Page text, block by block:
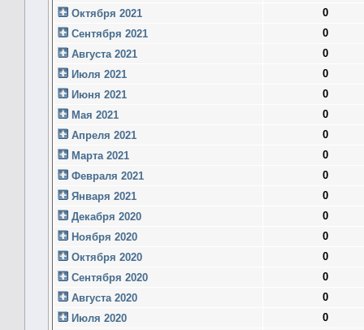
Октября 2021
0
Сентября 2021
0
Августа 2021
0
Июля 2021
0
Июня 2021
0
Мая 2021
0
Апреля 2021
0
Марта 2021
0
Февраля 2021
0
Января 2021
0
Декабря 2020
0
Ноября 2020
0
Октября 2020
0
Сентября 2020
0
Августа 2020
0
Июля 2020
0